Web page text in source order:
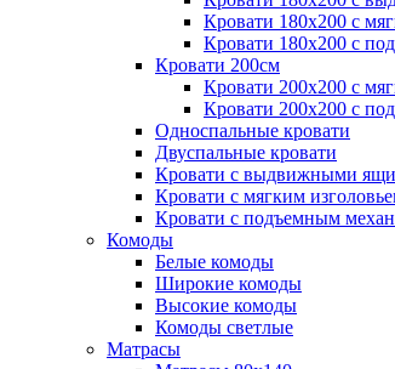
Кровати 180х200 с
Кровати 180х200 с
Кровати 200см
Кровати 200х200 с
Кровати 200х200 с
Односпальные кровати
Двуспальные кровати
Кровати с выдвижными
Кровати с мягким
Кровати с подъемным
Комоды
Белые комоды
Широкие комоды
Высокие комоды
Комоды светлые
Матрасы